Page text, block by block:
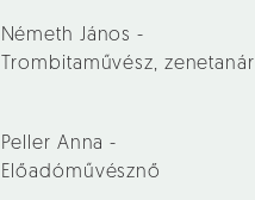
Németh János -
Trombitaművész, zenetanár
Peller Anna -
Előadóművésznő